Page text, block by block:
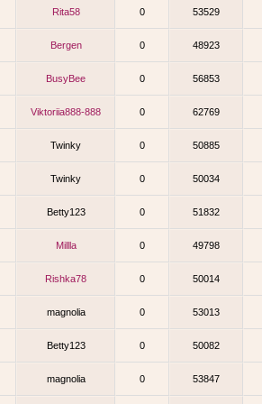
Rita58 0 53529
Bergen 0 48923
BusyBee 0 56853
Viktoriia888-888 0 62769
Twinky 0 50885
Twinky 0 50034
Betty123 0 51832
Millla 0 49798
Rishka78 0 50014
magnolia 0 53013
Betty123 0 50082
magnolia 0 53847